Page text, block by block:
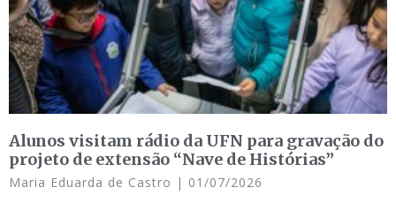
Alunos visitam rádio da UFN para gravação do
projeto de extensão “Nave de Histórias”
Maria Eduarda de Castro 01/07/2026